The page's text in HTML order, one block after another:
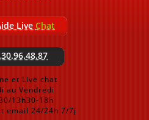
Live Chat
et Live chat
au Vendredi
13h30-18h
email 24/24h 7/7j